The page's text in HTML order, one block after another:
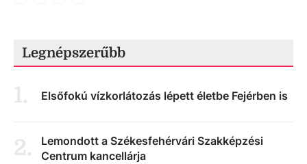
Legnépszerűbb
1. Elsőfokú vízkorlátozás lépett életbe Fejérben is
2.
Lemondott a Székesfehérvári Szakképzési
Centrum kancellárja